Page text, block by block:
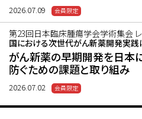
2026.07.09
第23回日本臨床腫瘍学会学術集会
国における次世代がん新薬開発実践
がん新薬の早期開発を日本
防ぐための課題と取り組み
2026.07.02